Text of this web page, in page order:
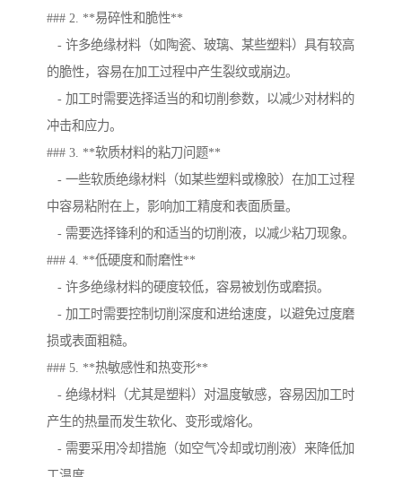
### 2. **易碎性和脆性**
- 许多绝缘材料（如陶瓷、玻璃、某些塑料）具有较高
的脆性，容易在加工过程中产生裂纹或崩边。
- 加工时需要选择适当的和切削参数，以减少对材料的
冲击和应力。
### 3. **软质材料的粘刀问题**
- 一些软质绝缘材料（如某些塑料或橡胶）在加工过程
中容易粘附在上，影响加工精度和表面质量。
- 需要选择锋利的和适当的切削液，以减少粘刀现象。
### 4. **低硬度和耐磨性**
- 许多绝缘材料的硬度较低，容易被划伤或磨损。
- 加工时需要控制切削深度和进给速度，以避免过度磨
损或表面粗糙。
### 5. **热敏感性和热变形**
- 绝缘材料（尤其是塑料）对温度敏感，容易因加工时
产生的热量而发生软化、变形或熔化。
- 需要采用冷却措施（如空气冷却或切削液）来降低加